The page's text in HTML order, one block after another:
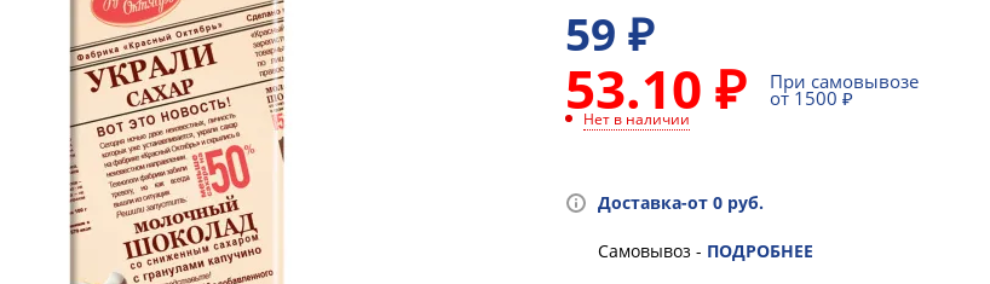
59 ₽
53.10 ₽ При самовывозе
от 1500 ₽
Нет в наличии
Доставка-от 0 руб.
Самовывоз - ПОДРОБНЕЕ